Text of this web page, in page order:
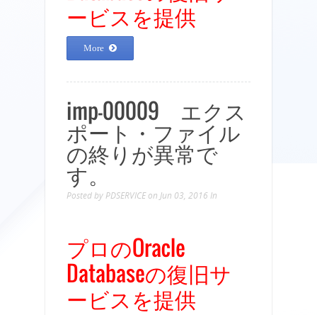
ービスを提供
More
imp-00009 エクス
ポート・ファイル
の終りが異常で
す。
Posted by PDSERVICE on Jun 03, 2016 In
プロのOracle
Databaseの復旧サ
ービスを提供